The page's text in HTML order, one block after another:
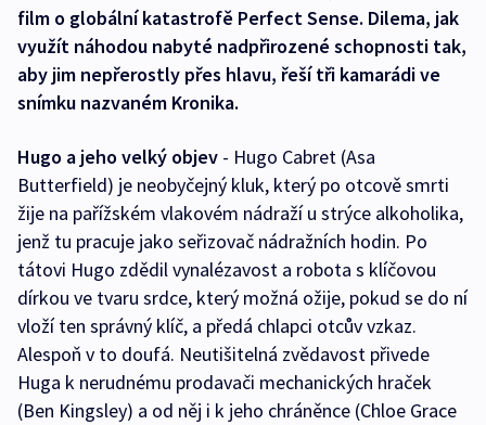
film o globální katastrofě Perfect Sense. Dilema, jak
využít náhodou nabyté nadpřirozené schopnosti tak,
aby jim nepřerostly přes hlavu, řeší tři kamarádi ve
snímku nazvaném Kronika.
Hugo a jeho velký objev - Hugo Cabret (Asa
Butterfield) je neobyčejný kluk, který po otcově smrti
žije na pařížském vlakovém nádraží u strýce alkoholika,
jenž tu pracuje jako seřizovač nádražních hodin. Po
tátovi Hugo zdědil vynalézavost a robota s klíčovou
dírkou ve tvaru srdce, který možná ožije, pokud se do ní
vloží ten správný klíč, a předá chlapci otcův vzkaz.
Alespoň v to doufá. Neutišitelná zvědavost přivede
Huga k nerudnému prodavači mechanických hraček
(Ben Kingsley) a od něj i k jeho chráněnce (Chloe Grace